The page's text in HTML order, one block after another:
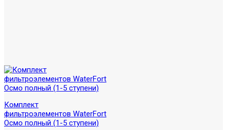
Комплект
фильтроэлементов WaterFort
Осмо полный (1-5 ступени)